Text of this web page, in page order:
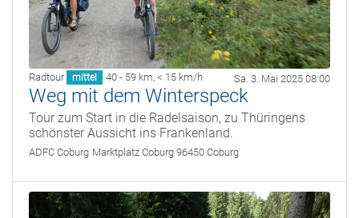
Radtour mittel 40 - 59 km, < 15 km/h Sa. 3. Mai 2025 08:00
Weg mit dem Winterspeck
Tour zum Start in die Radelsaison, zu Thüringens
schönster Aussicht ins Frankenland.
ADFC Coburg Marktplatz Coburg 96450 Coburg